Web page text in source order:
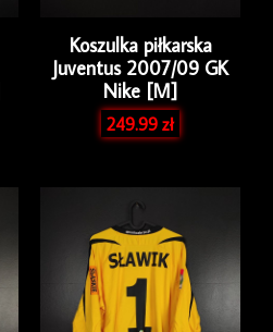
Koszulka piłkarska
Juventus 2007/09 GK
Nike [M]
249.99zł